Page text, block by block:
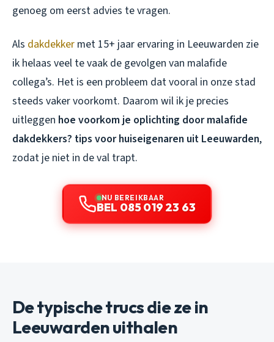
genoeg om eerst advies te vragen.
Als dakdekker met 15+ jaar ervaring in Leeuwarden zie
ik helaas veel te vaak de gevolgen van malafide
collega’s. Het is een probleem dat vooral in onze stad
steeds vaker voorkomt. Daarom wil ik je precies
uitleggen hoe voorkom je oplichting door malafide
dakdekkers? tips voor huiseigenaren uit Leeuwarden,
zodat je niet in de val trapt.
NU BEREIKBAAR
BEL 085 019 23 63
De typische trucs die ze in
Leeuwarden uithalen